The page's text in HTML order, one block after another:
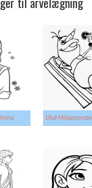
Olaf Afslappende